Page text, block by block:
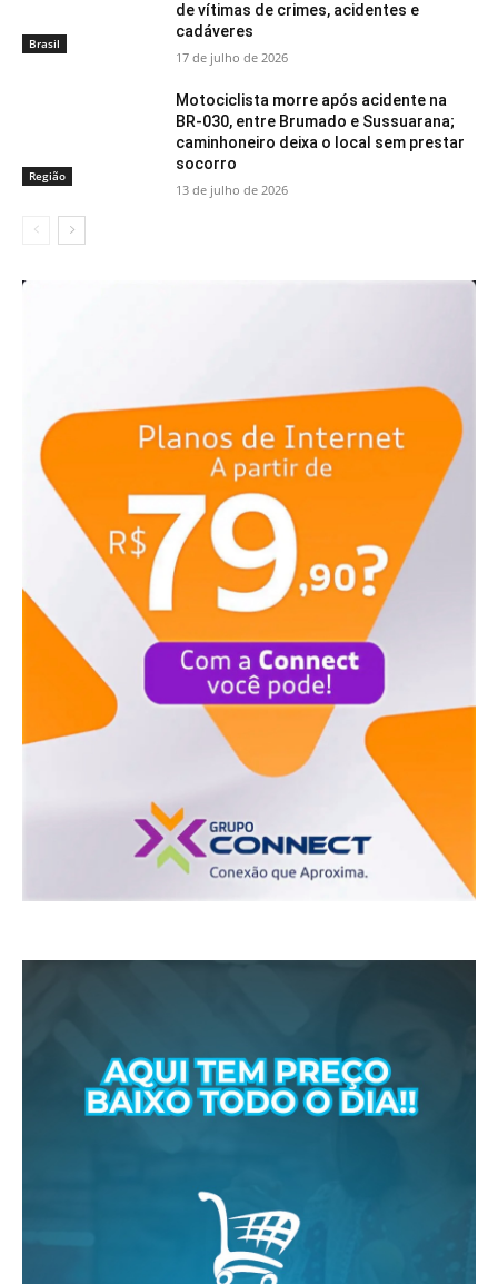
Brasil
de vítimas de crimes, acidentes e
cadáveres
17 de julho de 2026
Região
Motociclista morre após acidente na
BR-030, entre Brumado e Sussuarana;
caminhoneiro deixa o local sem prestar
socorro
13 de julho de 2026